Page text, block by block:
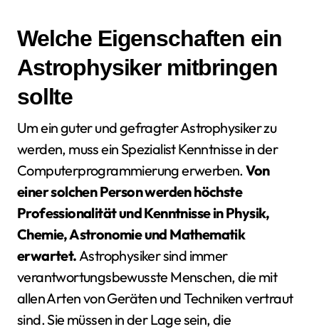
Welche Eigenschaften ein
Astrophysiker mitbringen
sollte
Um ein guter und gefragter Astrophysiker zu
werden, muss ein Spezialist Kenntnisse in der
Computerprogrammierung erwerben.Von
einer solchen Person werden höchste
Professionalität und Kenntnisse in Physik,
Chemie, Astronomie und Mathematik
erwartet. Astrophysiker sind immer
verantwortungsbewusste Menschen, die mit
allen Arten von Geräten und Techniken vertraut
sind. Sie müssen in der Lage sein, die